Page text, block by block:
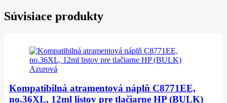
Súvisiace produkty
Kompatibilná atramentová náplň C8771EE,
no.36XL, 12ml listov pre tlačiarne HP (BULK)